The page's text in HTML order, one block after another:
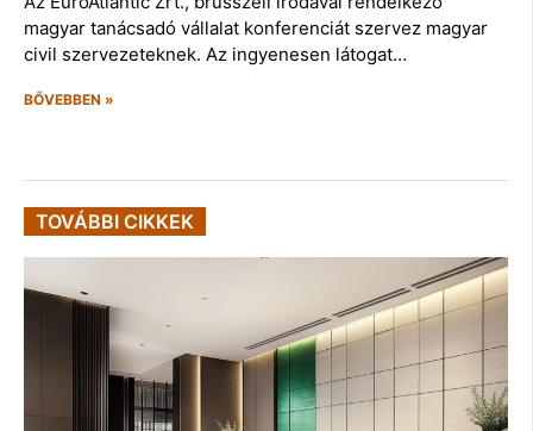
magyar tanácsadó vállalat konferenciát szervez magyar
civil szervezeteknek. Az ingyenesen látogat…
BŐVEBBEN »
TOVÁBBI CIKKEK